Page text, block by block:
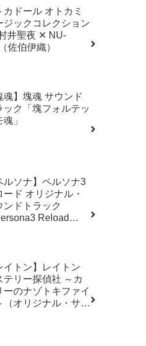
カドール オトカミ
ジックコレクション
井聖夜 ✕ NU-
佐伯伊織）
魂】塊魂 サウンド
ック「塊フォルテッ
」
ルソナ】ペルソナ3
ード オリジナル・
ンドトラック
Reload
イトン】レイトン
テリー探偵社 ～カ
ーのナゾトキファイ
（オリジナル・サウ